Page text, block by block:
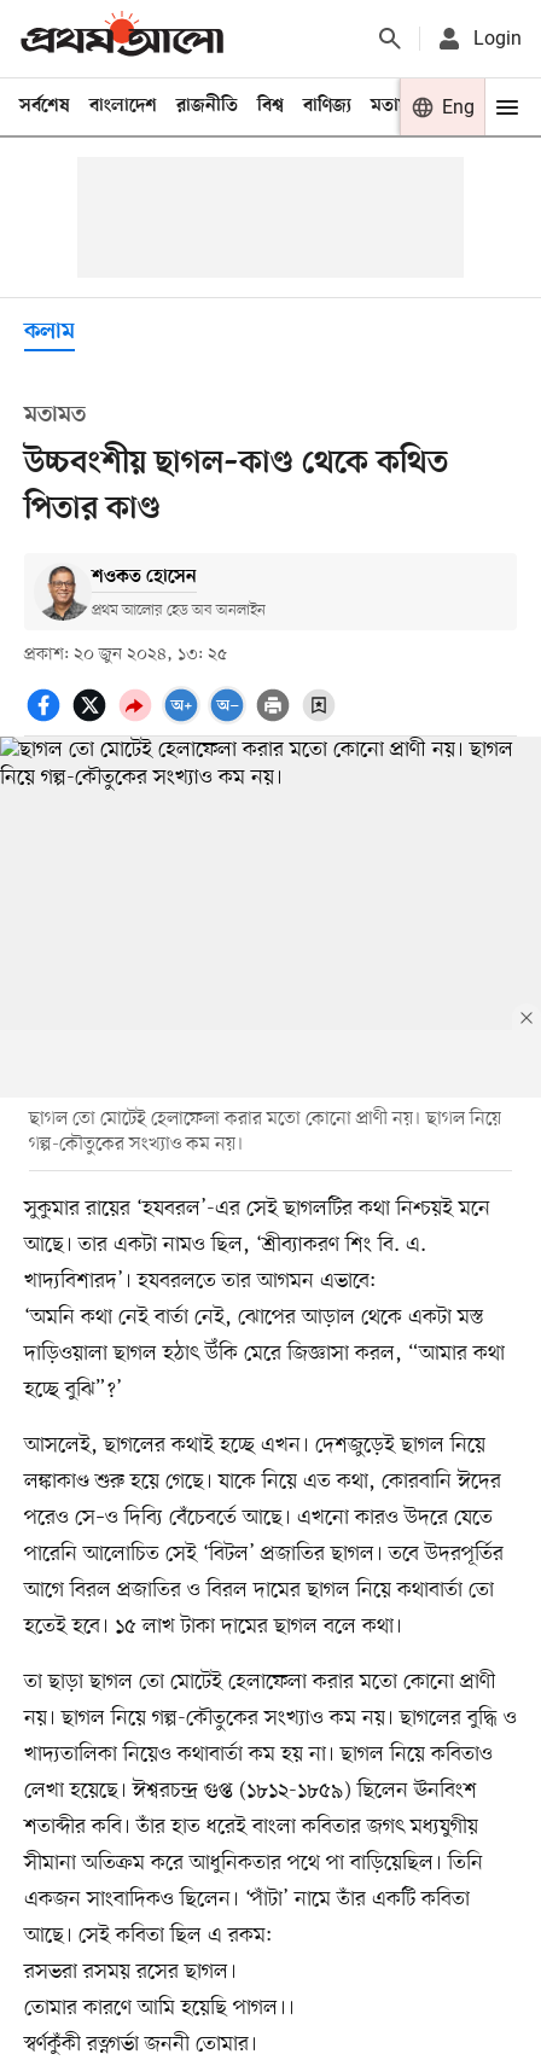
Login
সর্বশেষ বাংলাদেশ রাজনীতি বিশ্ব বাণিজ্য মতামত খেলা
Eng
কলাম
মতামত
উচ্চবংশীয় ছাগল–কাণ্ড থেকে কথিত
পিতার কাণ্ড
শওকত হোসেন
প্রথম আলোর হেড অব অনলাইন
প্রকাশ: ২০ জুন ২০২৪, ১৩: ২৫
ছাগল তো মোটেই হেলাফেলা করার মতো কোনো প্রাণী নয়। ছাগল নিয়ে
গল্প-কৌতুকের সংখ্যাও কম নয়।
সুকুমার রায়ের ‘হযবরল’-এর সেই ছাগলটির কথা নিশ্চয়ই মনে
আছে। তার একটা নামও ছিল, ‘শ্রীব্যাকরণ শিং বি. এ.
খাদ্যবিশারদ’। হযবরলতে তার আগমন এভাবে:
‘অমনি কথা নেই বার্তা নেই, ঝোপের আড়াল থেকে একটা মস্ত
দাড়িওয়ালা ছাগল হঠাৎ উঁকি মেরে জিজ্ঞাসা করল, “আমার কথা
হচ্ছে বুঝি”?’
আসলেই, ছাগলের কথাই হচ্ছে এখন। দেশজুড়েই ছাগল নিয়ে
লঙ্কাকাণ্ড শুরু হয়ে গেছে। যাকে নিয়ে এত কথা, কোরবানি ঈদের
পরেও সে–ও দিব্যি বেঁচেবর্তে আছে। এখনো কারও উদরে যেতে
পারেনি আলোচিত সেই ‘বিটল’ প্রজাতির ছাগল। তবে উদরপূর্তির
আগে বিরল প্রজাতির ও বিরল দামের ছাগল নিয়ে কথাবার্তা তো
হতেই হবে। ১৫ লাখ টাকা দামের ছাগল বলে কথা।
তা ছাড়া ছাগল তো মোটেই হেলাফেলা করার মতো কোনো প্রাণী
নয়। ছাগল নিয়ে গল্প-কৌতুকের সংখ্যাও কম নয়। ছাগলের বুদ্ধি ও
খাদ্যতালিকা নিয়েও কথাবার্তা কম হয় না। ছাগল নিয়ে কবিতাও
লেখা হয়েছে। ঈশ্বরচন্দ্র গুপ্ত (১৮১২-১৮৫৯) ছিলেন ঊনবিংশ
শতাব্দীর কবি। তাঁর হাত ধরেই বাংলা কবিতার জগৎ মধ্যযুগীয়
সীমানা অতিক্রম করে আধুনিকতার পথে পা বাড়িয়েছিল। তিনি
একজন সাংবাদিকও ছিলেন। ‘পাঁটা’ নামে তাঁর একটি কবিতা
আছে। সেই কবিতা ছিল এ রকম:
রসভরা রসময় রসের ছাগল।
তোমার কারণে আমি হয়েছি পাগল।।
স্বর্ণকুঁকী রত্নগর্ভা জননী তোমার।